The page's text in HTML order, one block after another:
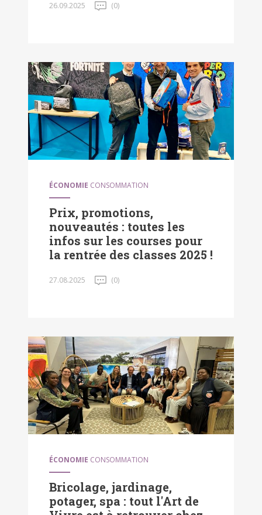
26.09.2025 (0)
ÉCONOMIE CONSOMMATION
Prix, promotions,
nouveautés : toutes les
infos sur les courses pour
la rentrée des classes 2025 !
27.08.2025 (0)
ÉCONOMIE CONSOMMATION
Bricolage, jardinage,
potager, spa : tout l'Art de